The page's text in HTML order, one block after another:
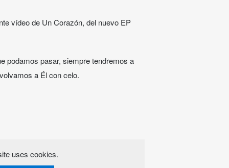
vídeo de Un Corazón, del nuevo EP
podamos pasar, siempre tendremos a
a Él con celo.
uses cookies.